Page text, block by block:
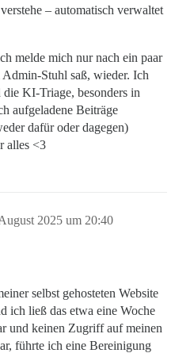
#
– automatisch verwaltet
melde mich nur nach ein paar
Stuhl saß, wieder. Ich
KI-Triage, besonders in
aufgeladene Beiträge
dafür oder dagegen)
alles <3
2025 um 20:40
selbst gehosteten Website
ich ließ das etwa eine Woche
und keinen Zugriff auf meinen
führte ich eine Bereinigung